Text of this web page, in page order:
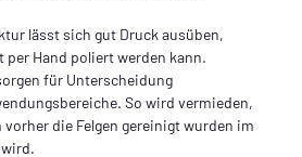
lässt sich gut Druck ausüben,
per Hand poliert werden kann.
für Unterscheidung
So wird vermieden,
die Felgen gereinigt wurden im